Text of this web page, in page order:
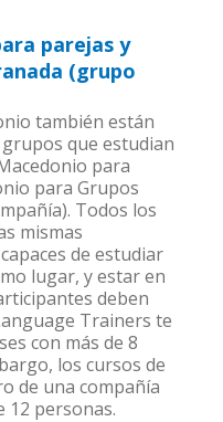
parejas y
(grupo
también están
que estudian
para
para Grupos
Todos los
mismas
de estudiar
lugar, y estar en
deben
Trainers te
con más de 8
los cursos de
de una compañía
12 personas.